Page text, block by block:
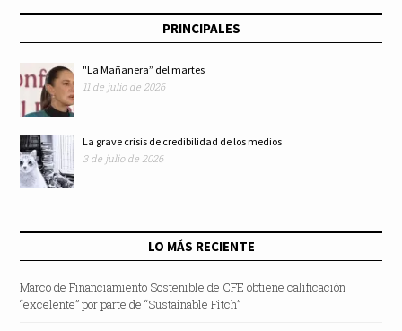
PRINCIPALES
"La Mañanera” del martes
11 de julio de 2026
La grave crisis de credibilidad de los medios
3 de julio de 2026
LO MÁS RECIENTE
Marco de Financiamiento Sostenible de CFE obtiene calificación
“excelente” por parte de “Sustainable Fitch”